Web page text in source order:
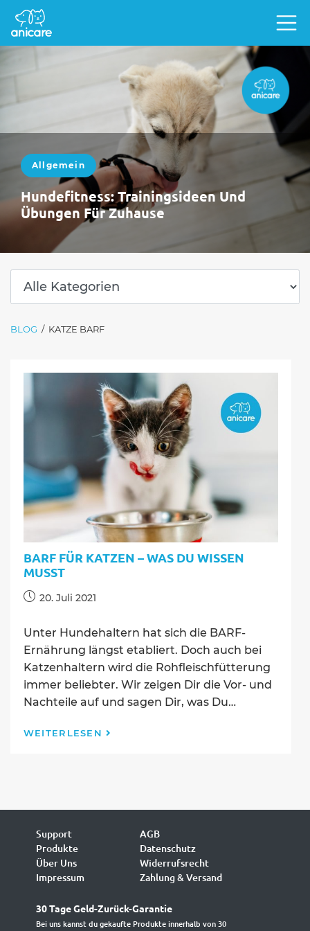
Allgemein
Hundefitness: Trainingsideen Und
Übungen Für Zuhause
Damit der Vierbeiner fit und gesund bleibt,
solltest du mit ihm regelmäßig ein gezieltes
Fitnessprogramm absolvieren. Spezielle
Übungen stärken Muskeln…
BLOG / KATZE BARF
BARF FÜR KATZEN – WAS DU WISSEN
MUSST
Beitrag
20. Juli 2021
Unter Hundehaltern hat sich die BARF-
Ernährung längst etabliert. Doch auch bei
Katzenhaltern wird die Rohfleischfütterung
immer beliebter. Wir zeigen Dir die Vor- und
Nachteile auf und sagen Dir, was Du…
WEITERLESEN
musst
Support
Produkte
Über Uns
Impressum
AGB
Datenschutz
Widerrufsrecht
Zahlung & Versand
30 Tage Geld-Zurück-Garantie
Bei uns kannst du gekaufte Produkte innerhalb von 30